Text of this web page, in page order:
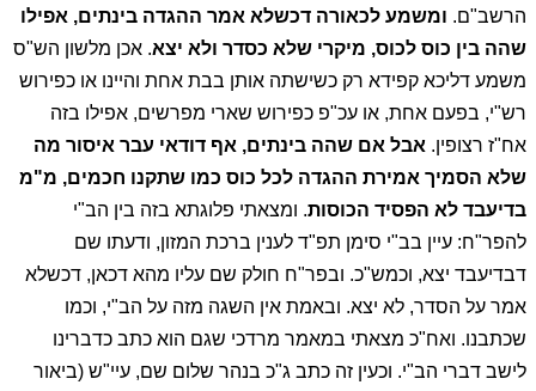
הרשב"ם. ומשמע לכאורה דכשלא אמר ההגדה בינתים, אפילו
שהה בין כוס לכוס, מיקרי שלא כסדר ולא יצא. אכן מלשון הש"ס
משמע דליכא קפידא רק כשישתה אותן בבת אחת והיינו או כפירוש
רש"י, בפעם אחת, או עכ"פ כפירוש שארי מפרשים, אפילו בזה
אח"ז רצופין. אבל אם שהה בינתים, אף דודאי עבר איסור מה
שלא הסמיך אמירת ההגדה לכל כוס כמו שתקנו חכמים, מ"מ
בדיעבד לא הפסיד הכוסות. ומצאתי פלוגתא בזה בין הב"י
להפר"ח: עיין בב"י סימן תפ"ד לענין ברכת המזון, ודעתו שם
דבדיעבד יצא, וכמש"כ. ובפר"ח חולק שם עליו מהא דכאן, דכשלא
אמר על הסדר, לא יצא. ובאמת אין השגה מזה על הב"י, וכמו
שכתבנו. ואח"כ מצאתי במאמר מרדכי שגם הוא כתב כדברינו
לישב דברי הב"י. וכעין זה כתב ג"כ בנהר שלום שם, עיי"ש (ביאור